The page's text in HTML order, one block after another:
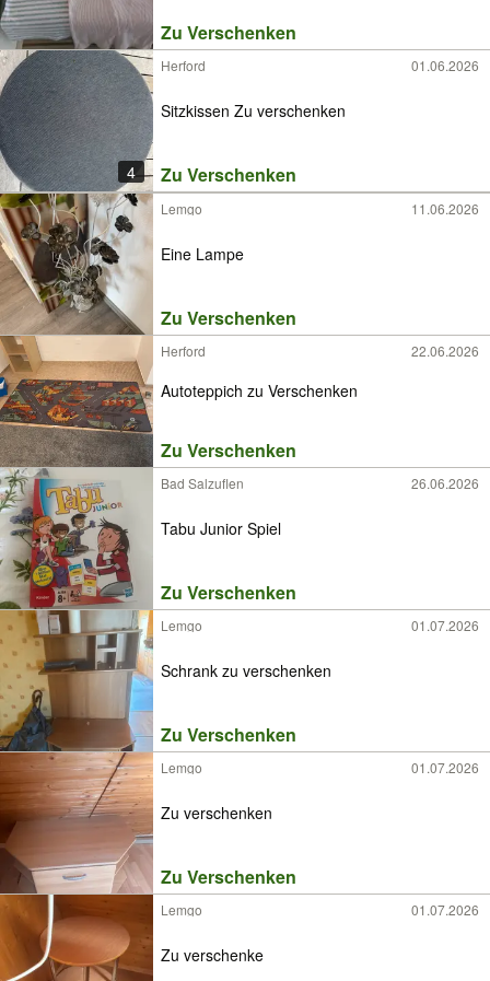
Zu Verschenken
4
Herford 01.06.2026
Sitzkissen Zu verschenken
Zu Verschenken
Lemgo 11.06.2026
Eine Lampe
Zu Verschenken
Herford 22.06.2026
Autoteppich zu Verschenken
Zu Verschenken
Bad Salzuflen 26.06.2026
Tabu Junior Spiel
Zu Verschenken
Lemgo 01.07.2026
Schrank zu verschenken
Zu Verschenken
Lemgo 01.07.2026
Zu verschenken
Zu Verschenken
Lemgo 01.07.2026
Zu verschenke